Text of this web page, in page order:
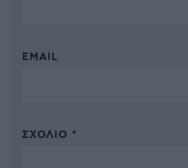
EMAIL
ΣΧΌΛΙΟ *